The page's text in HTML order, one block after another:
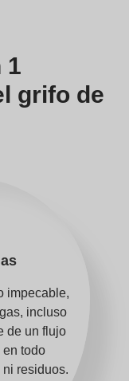
1
grifo de
impecable,
incluso
de un flujo
todo
residuos.